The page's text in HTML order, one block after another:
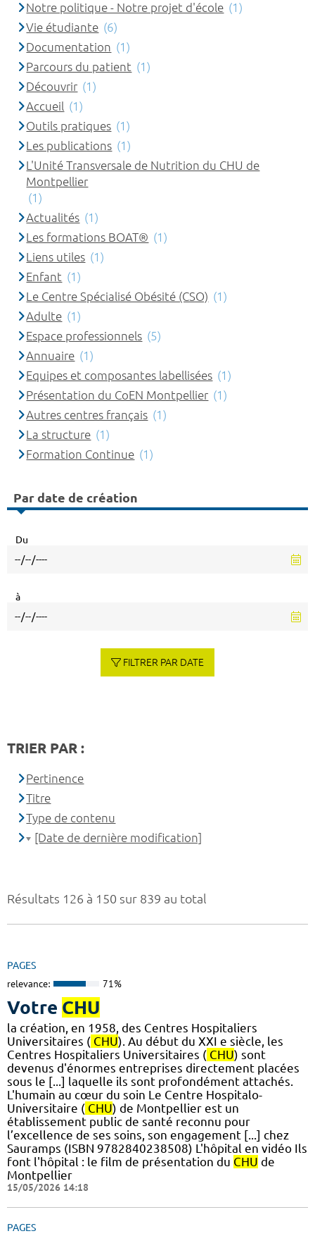
Résultats 126 à 150 sur 839 au total
PAGES
relevance: 71%
Votre CHU
la création, en 1958, des Centres Hospitaliers
Universitaires ( CHU). Au début du XXI e siècle, les
Centres Hospitaliers Universitaires ( CHU) sont
devenus d'énormes entreprises directement placées
sous le [...] laquelle ils sont profondément attachés.
L'humain au cœur du soin Le Centre Hospitalo-
Universitaire ( CHU) de Montpellier est un
établissement public de santé reconnu pour
l’excellence de ses soins, son engagement [...] chez
Sauramps (ISBN 9782840238508) L'hôpital en vidéo Ils
font l'hôpital : le film de présentation du CHU de
Montpellier
15/05/2026 14:18
PAGES
Notre politique - Notre projet d'école (1)
Vie étudiante (6)
Documentation (1)
Parcours du patient (1)
Découvrir (1)
Accueil (1)
Outils pratiques (1)
Les publications (1)
L'Unité Transversale de Nutrition du CHU de
Montpellier
(1)
Actualités (1)
Les formations BOAT® (1)
Liens utiles (1)
Enfant (1)
Le Centre Spécialisé Obésité (CSO) (1)
Adulte (1)
Espace professionnels (5)
Annuaire (1)
Equipes et composantes labellisées (1)
Présentation du CoEN Montpellier (1)
Autres centres français (1)
La structure (1)
Formation Continue (1)
Par date de création
Du
à
FILTRER PAR DATE
TRIER PAR :
Pertinence
Titre
Type de contenu
[Date de dernière modification]